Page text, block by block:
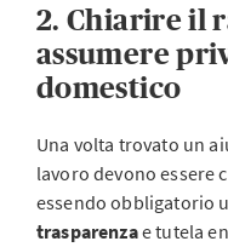
2. Chiarire il
assumere
domestico
Una volta trovato un
lavoro devono essere
essendo obbligatorio
trasparenzae tutela